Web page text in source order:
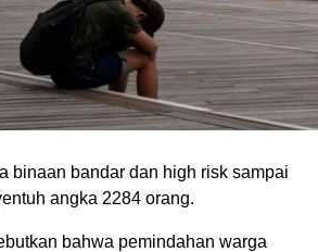
binaan bandar dan high risk sampai
angka 2284 orang.
bahwa pemindahan warga